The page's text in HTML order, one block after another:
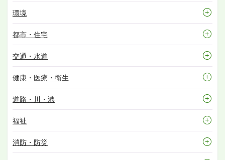
環境
都市・住宅
交通・水道
健康・医療・衛生
道路・川・港
福祉
消防・防災